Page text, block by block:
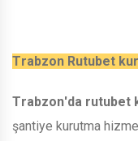
Trabzon Rutubet
Trabzon'da rutubet
şantiye kurutma